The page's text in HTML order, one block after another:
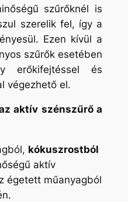
szűrőknél is
szerelik fel, így a
Ezen kívül a
szűrők esetében
erőkifejtéssel és
végezhető el.
aktív szénszűrő a
kókuszrostból
aktív
égetett műanyagból